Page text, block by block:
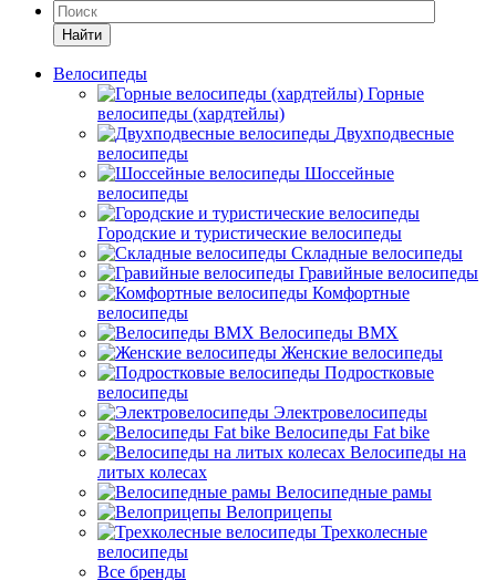
Найти
Велосипеды
Горные
велосипеды (хардтейлы)
Двухподвесные
велосипеды
Шоссейные
велосипеды
Городские и туристические велосипеды
Складные велосипеды
Гравийные велосипеды
Комфортные
велосипеды
Велосипеды BMX
Женские велосипеды
Подростковые
велосипеды
Электровелосипеды
Велосипеды Fat bike
Велосипеды на
литых колесах
Велосипедные рамы
Велоприцепы
Трехколесные
велосипеды
Все бренды